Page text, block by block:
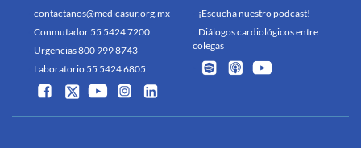
contactanos@medicasur.org.mx
Conmutador 55 5424 7200
Urgencias 800 999 8743
Laboratorio 55 5424 6805
¡Escucha nuestro podcast!
Diálogos cardiológicos entre
colegas